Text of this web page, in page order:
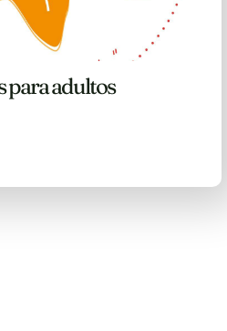
para adultos